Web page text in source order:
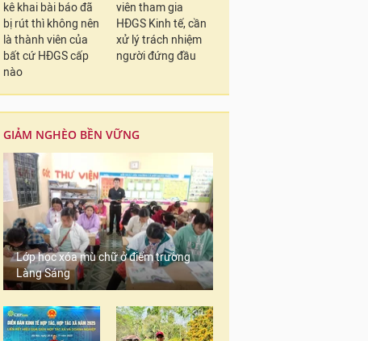
kê khai bài báo đã
bị rút thì không nên
là thành viên của
bất cứ HĐGS cấp
nào
viên tham gia
HĐGS Kinh tế, cần
xử lý trách nhiệm
người đứng đầu
GIẢM NGHÈO BỀN VỮNG
Lớp học xóa mù chữ ở điểm trường
Làng Sáng